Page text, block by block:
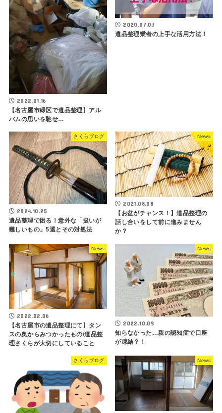
2022.01.16
【名古屋市緑区で遺品整理】アル
バムの思いを馳せ…
2020.07.03
遺品整理業者の上手な活用方法！
さくらブログ
2024.10.25
遺品整理で困る！意外な「扱いが
難しいもの」5選とその対処法
News
2021.08.08
【お盆がチャンス！】遺品整理の
話し合いをして前に進みません
か？
News
2022.02.06
【名古屋市の遺品整理にて】タン
スの奥からみつかったもの/遺品整
理さくらが大切にしていること
News
2022.10.09
知らなかった…親の認知症で口座
が凍結？！
さくらブログ News